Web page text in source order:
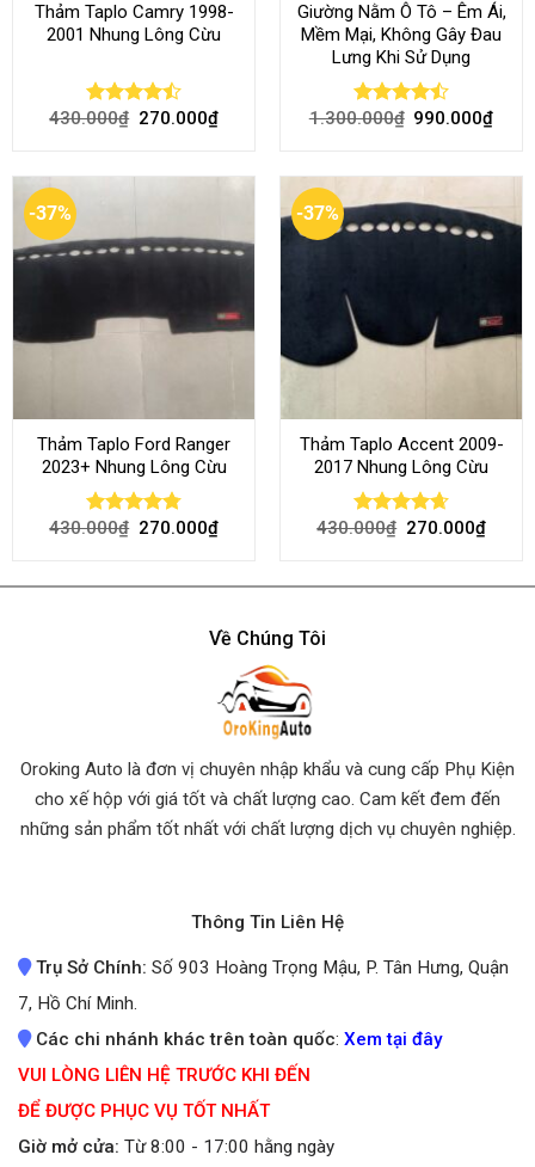
Thảm Taplo Camry 1998-
2001 Nhung Lông Cừu
Rated
430.000₫ 270.000₫
Giường Nằm Ô Tô – Êm Ái,
Mềm Mại, Không Gây Đau
Lưng Khi Sử Dụng
Rated
1.300.000₫ 990.000₫
-37%
Thảm Taplo Ford Ranger
2023+ Nhung Lông Cừu
Rated 4.80
430.000₫ 270.000₫
-37%
Thảm Taplo Accent 2009-
2017 Nhung Lông Cừu
Rated 4.64
430.000₫ 270.000₫
Về Chúng Tôi
Oroking Auto là đơn vị chuyên nhập khẩu và cung cấp Phụ Kiện
cho xế hộp với giá tốt và chất lượng cao. Cam kết đem đến
những sản phẩm tốt nhất với chất lượng dịch vụ chuyên nghiệp.
Thông Tin Liên Hệ
Trụ Sở Chính: Số 903 Hoàng Trọng Mậu, P. Tân Hưng, Quận
7, Hồ Chí Minh.
Các chi nhánh khác trên toàn quốc: Xem tại đây
VUI LÒNG LIÊN HỆ TRƯỚC KHI ĐẾN
ĐỂ ĐƯỢC PHỤC VỤ TỐT NHẤT
Giờ mở cửa: Từ 8:00 - 17:00 hằng ngày